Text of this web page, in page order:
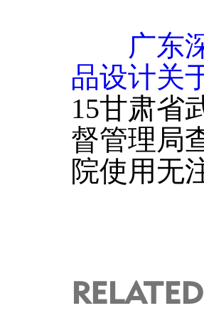
广东
品设计关
15甘肃省
督管理局
院使用无